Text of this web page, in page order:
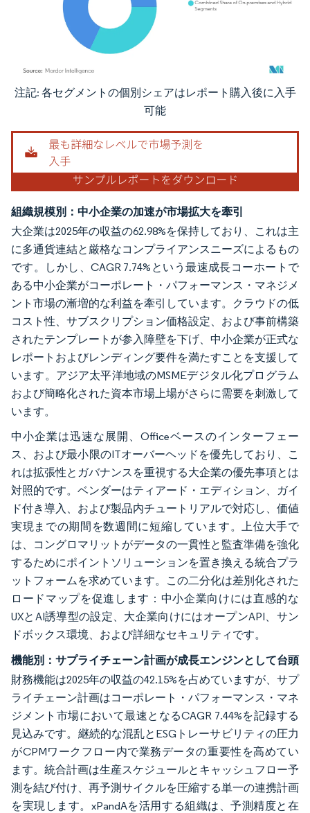
画像 © Mordor Intelligence。再利用にはCC BY 4.0の表示が必要です。
注記: 各セグメントの個別シェアはレポート購入後に入手
可能
組織規模別：中小企業の加速が市場拡大を牽引
大企業は2025年の収益の62.98%を保持しており、これは主
に多通貨連結と厳格なコンプライアンスニーズによるもの
です。しかし、CAGR 7.74%という最速成長コーホートで
ある中小企業がコーポレート・パフォーマンス・マネジメ
ント市場の漸増的な利益を牽引しています。クラウドの低
コスト性、サブスクリプション価格設定、および事前構築
されたテンプレートが参入障壁を下げ、中小企業が正式な
レポートおよびレンディング要件を満たすことを支援して
います。アジア太平洋地域のMSMEデジタル化プログラム
および簡略化された資本市場上場がさらに需要を刺激して
います。
中小企業は迅速な展開、Officeベースのインターフェー
ス、および最小限のITオーバーヘッドを優先しており、こ
れは拡張性とガバナンスを重視する大企業の優先事項とは
対照的です。ベンダーはティアード・エディション、ガイ
ド付き導入、および製品内チュートリアルで対応し、価値
実現までの期間を数週間に短縮しています。上位大手で
は、コングロマリットがデータの一貫性と監査準備を強化
するためにポイントソリューションを置き換える統合プラ
ットフォームを求めています。この二分化は差別化された
ロードマップを促進します：中小企業向けには直感的な
UXとAI誘導型の設定、大企業向けにはオープンAPI、サン
ドボックス環境、および詳細なセキュリティです。
機能別：サプライチェーン計画が成長エンジンとして台頭
財務機能は2025年の収益の42.15%を占めていますが、サプ
ライチェーン計画はコーポレート・パフォーマンス・マネ
ジメント市場において最速となるCAGR 7.44%を記録する
見込みです。継続的な混乱とESGトレーサビリティの圧力
がCPMワークフロー内で業務データの重要性を高めてい
ます。統合計画は生産スケジュールとキャッシュフロー予
測を結び付け、再予測サイクルを圧縮する単一の連携計画
を実現します。xPandAを活用する組織は、予測精度と在